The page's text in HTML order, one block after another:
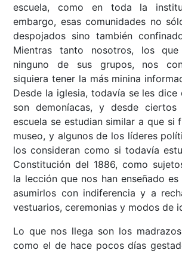
escuela, como en toda la
embargo, esas comunidades no
despojados sino también
Mientras tanto nosotros, los
ninguno de sus grupos, nos
siquiera tener la más minina
Desde la iglesia, todavía se les dice
son demoníacas, y desde
escuela se estudian similar a que si
museo, y algunos de los líderes
los consideran como si todavía
Constitución del 1886, como
la lección que nos han enseñado
asumirlos con indiferencia y a
vestuarios, ceremonias y modos de
Lo que nos llega son los
como el de hace pocos días